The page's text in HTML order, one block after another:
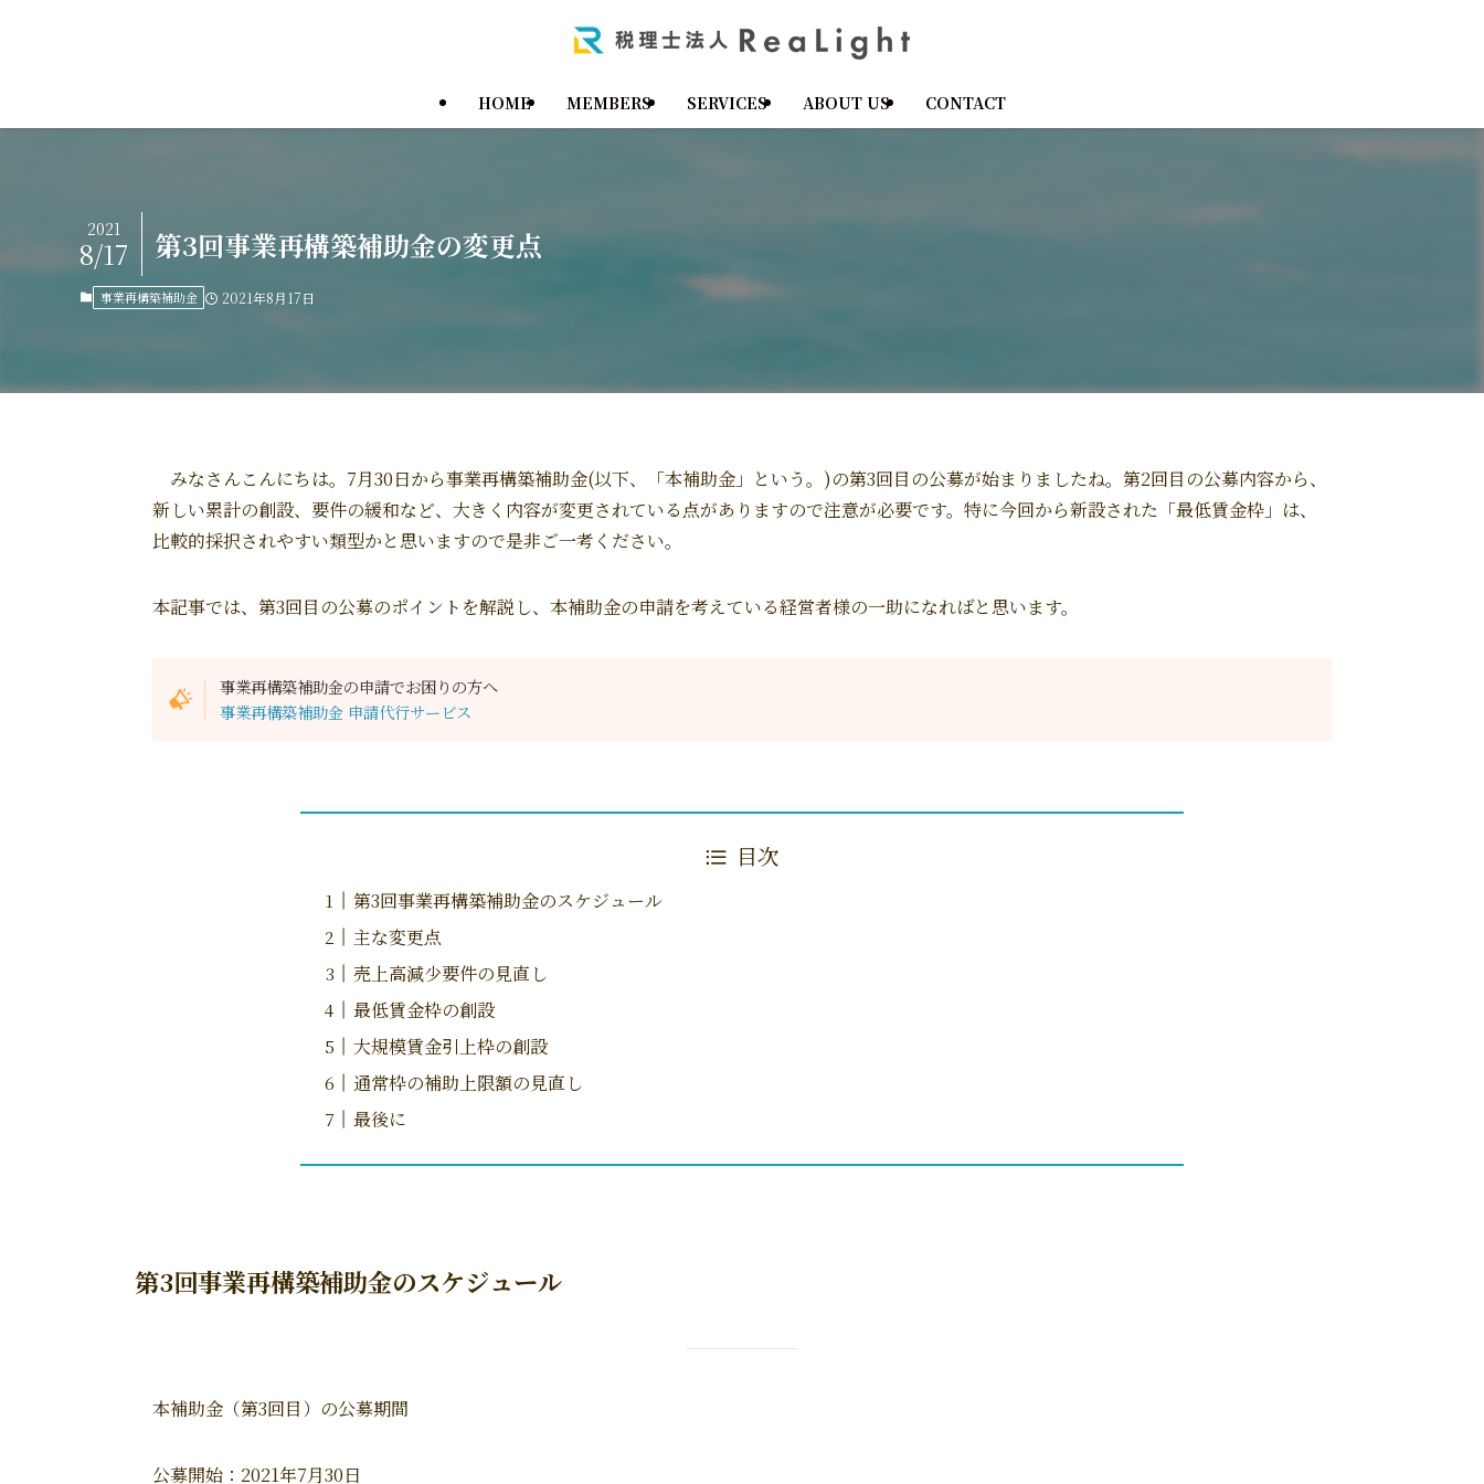
HOME MEMBERS SERVICES ABOUT US CONTACT
第3回事業再構築補助金の変更点
2021
8/17
事業再構築補助金 2021年8月17日
みなさんこんにちは。7月30日から事業再構築補助金(以下、「本補助金」という。)の第3回目の公募が始まりましたね。第2回目の公募内容から、
新しい累計の創設、要件の緩和など、大きく内容が変更されている点がありますので注意が必要です。特に今回から新設された「最低賃金枠」は、
比較的採択されやすい類型かと思いますので是非ご一考ください。
本記事では、第3回目の公募のポイントを解説し、本補助金の申請を考えている経営者様の一助になればと思います。
事業再構築補助金の申請でお困りの方へ
事業再構築補助金 申請代行サービス
目次
第3回事業再構築補助金のスケジュール
主な変更点
売上高減少要件の見直し
最低賃金枠の創設
大規模賃金引上枠の創設
通常枠の補助上限額の見直し
最後に
第3回事業再構築補助金のスケジュール
本補助金（第3回目）の公募期間
公募開始：2021年7月30日